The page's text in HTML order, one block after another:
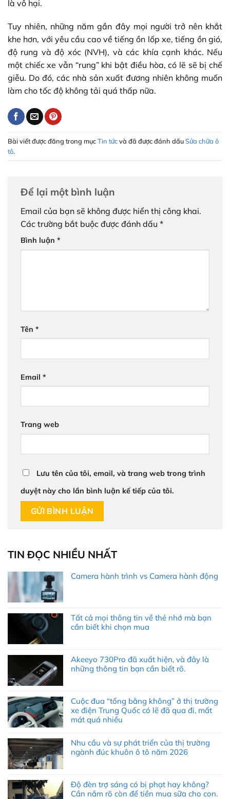
là vô hại.
Tuy nhiên, những năm gần đây mọi người trở nên khắt
khe hơn, với yêu cầu cao về tiếng ồn lốp xe, tiếng ồn gió,
độ rung và độ xóc (NVH), và các khía cạnh khác. Nếu
một chiếc xe vẫn “rung” khi bật điều hòa, có lẽ sẽ bị chế
giễu. Do đó, các nhà sản xuất đương nhiên không muốn
làm cho tốc độ không tải quá thấp nữa.
Bài viết được đăng trong mụcTin tứcvà đã được đánh dấuSửa chữa ô
tô.
Để lại một bình luận
Email của bạn sẽ không được hiển thị công khai.
Các trường bắt buộc được đánh dấu *
Bình luận *
Tên *
Email *
Trang web
Lưu tên của tôi, email, và trang web trong trình
duyệt này cho lần bình luận kế tiếp của tôi.
TIN ĐỌC NHIỀU NHẤT
Camera hành trình vs Camera hành động
Tất cả mọi thông tin về thẻ nhớ mà bạn
cần biết khi chọn mua
Akeeyo 730Pro đã xuất hiện, và đây là
những thông tin bạn cần biết rõ.
Cuộc đua “tổng bằng không” ở thị trường
xe điện Trung Quốc có lẽ đã qua đi, mất
mát quá nhiều
Nhu cầu và sự phát triển của thị trường
ngành đúc khuôn ô tô năm 2026
Độ đèn trợ sáng có bị phạt hay không?
Cần nắm rõ còn để tiền mua sữa cho con.